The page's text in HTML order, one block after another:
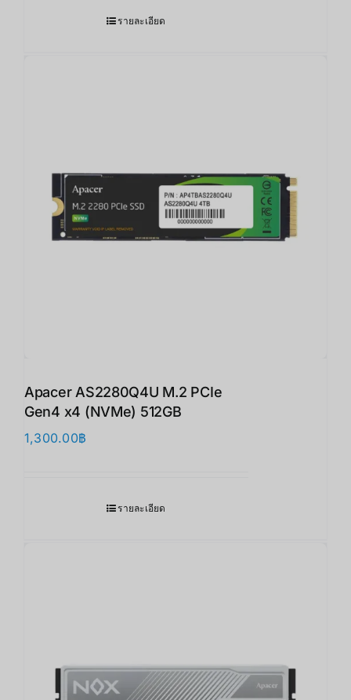
รายละเอียด
Apacer AS2280Q4U M.2 PCIe
Gen4 x4 (NVMe) 512GB
1,300.00฿
รายละเอียด